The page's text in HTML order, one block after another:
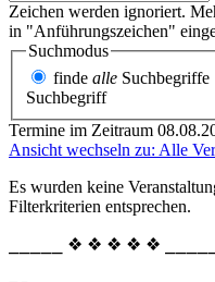
Zeichen werden ignoriert.
in "Anführungszeichen"
Suchmodus
finde alle Suchbegriffe
Suchbegriff
Termine im Zeitraum
Ansicht wechseln zu: Alle
Es wurden keine
Filterkriterien entsprechen.
⎯⎯⎯⎯⎯ ❖ ❖ ❖ ❖ ❖ ⎯⎯⎯⎯⎯